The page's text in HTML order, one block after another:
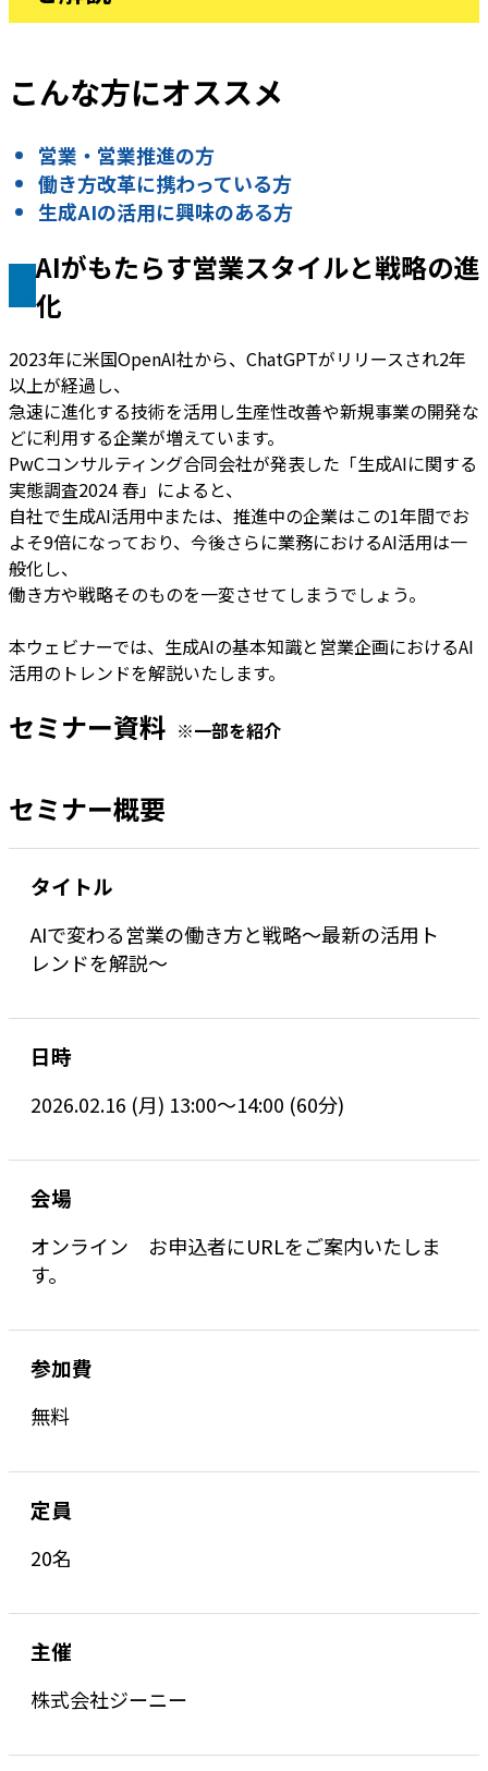
こんな方にオススメ
営業・営業推進の方
働き方改革に携わっている方
生成AIの活用に興味のある方
AIがもたらす営業スタイルと戦略の進
化
2023年に米国OpenAI社から、ChatGPTがリリースされ2年
以上が経過し、
急速に進化する技術を活用し生産性改善や新規事業の開発な
どに利用する企業が増えています。
PwCコンサルティング合同会社が発表した「生成AIに関する
実態調査2024 春」によると、
自社で生成AI活用中または、推進中の企業はこの1年間でお
よそ9倍になっており、今後さらに業務におけるAI活用は一
般化し、
働き方や戦略そのものを一変させてしまうでしょう。
本ウェビナーでは、生成AIの基本知識と営業企画におけるAI
活用のトレンドを解説いたします。
セミナー資料 ※一部を紹介
セミナー概要
タイトル
AIで変わる営業の働き方と戦略～最新の活用ト
レンドを解説～
日時
2026.02.16 (月) 13:00〜14:00 (60分)
会場
オンライン お申込者にURLをご案内いたしま
す。
参加費
無料
定員
20名
主催
株式会社ジーニー